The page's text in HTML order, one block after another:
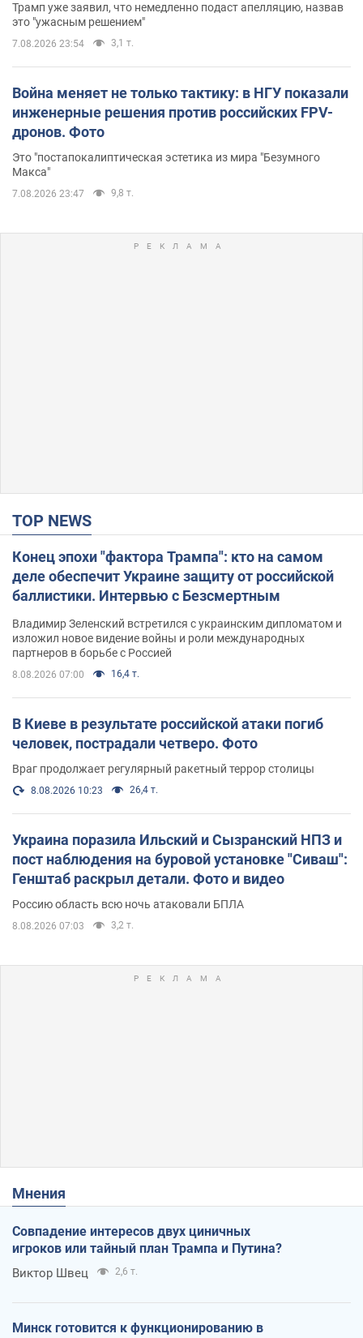
Трамп уже заявил, что немедленно подаст апелляцию, назвав
это "ужасным решением"
7.08.2026 23:54 3,1 т.
Война меняет не только тактику: в НГУ показали
инженерные решения против российских FPV-
дронов. Фото
Это "постапокалиптическая эстетика из мира "Безумного
Макса"
7.08.2026 23:47 9,8 т.
TOP NEWS
Конец эпохи "фактора Трампа": кто на самом
деле обеспечит Украине защиту от российской
баллистики. Интервью с Безсмертным
Владимир Зеленский встретился с украинским дипломатом и
изложил новое видение войны и роли международных
партнеров в борьбе с Россией
8.08.2026 07:00 16,4 т.
В Киеве в результате российской атаки погиб
человек, пострадали четверо. Фото
Враг продолжает регулярный ракетный террор столицы
8.08.2026 10:23 26,4 т.
Украина поразила Ильский и Сызранский НПЗ и
пост наблюдения на буровой установке "Сиваш":
Генштаб раскрыл детали. Фото и видео
Россию область всю ночь атаковали БПЛА
8.08.2026 07:03 3,2 т.
Мнения
Совпадение интересов двух циничных
игроков или тайный план Трампа и Путина?
Виктор Швец 2,6 т.
Минск готовится к функционированию в